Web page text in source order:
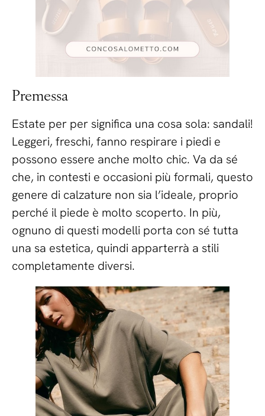
Premessa
Estate per per significa una cosa sola: sandali!
Leggeri, freschi, fanno respirare i piedi e
possono essere anche molto chic. Va da sé
che, in contesti e occasioni più formali, questo
genere di calzature non sia l’ideale, proprio
perché il piede è molto scoperto. In più,
ognuno di questi modelli porta con sé tutta
una sa estetica, quindi apparterrà a stili
completamente diversi.